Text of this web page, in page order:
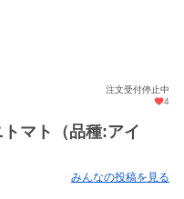
注文受付停止中
4
トマト（品種:アイ
みんなの投稿を見る